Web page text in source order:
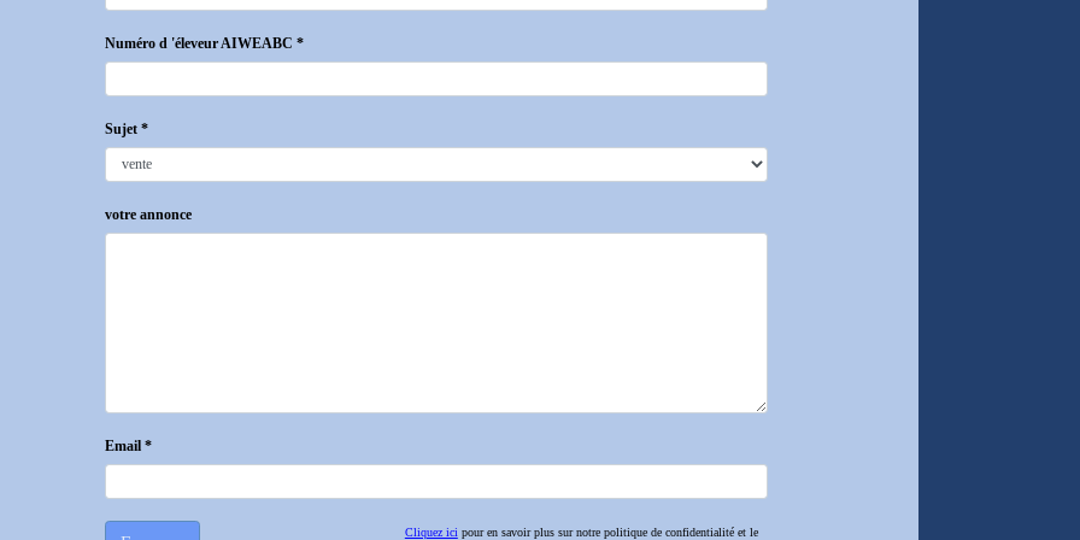
Numéro d 'éleveur AIWEABC *
Sujet *
votre annonce
Email *
Cliquez ici pour en savoir plus sur notre politique de confidentialité et le